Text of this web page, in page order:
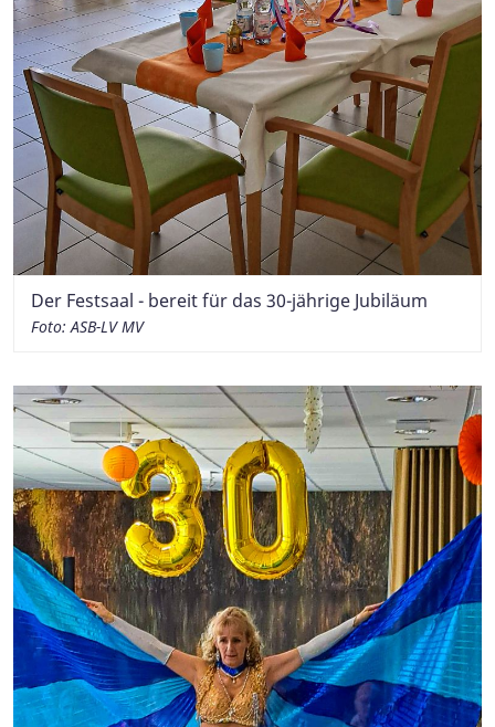
Der Festsaal - bereit für das 30-jährige Jubiläum
Foto: ASB-LV MV